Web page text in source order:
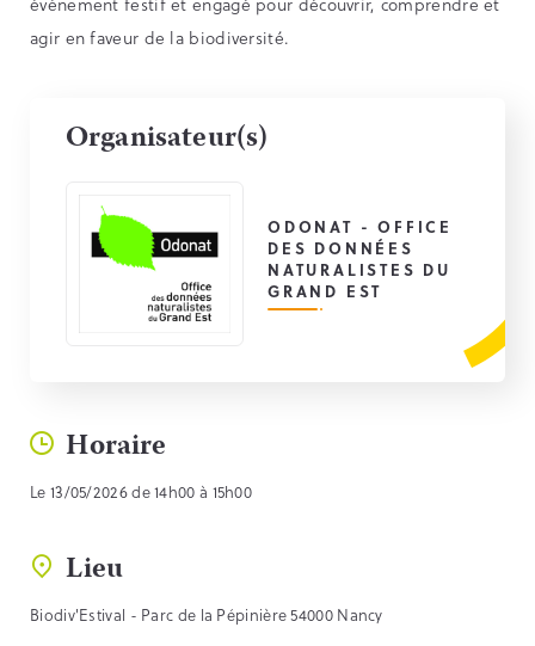
agir en faveur de la biodiversité.
Organisateur(s)
ODONAT - OFFICE
DES DONNÉES
NATURALISTES DU
GRAND EST
Horaire
Le 13/05/2026 de 14h00 à 15h00
Lieu
Biodiv'Estival - Parc de la Pépinière 54000 Nancy